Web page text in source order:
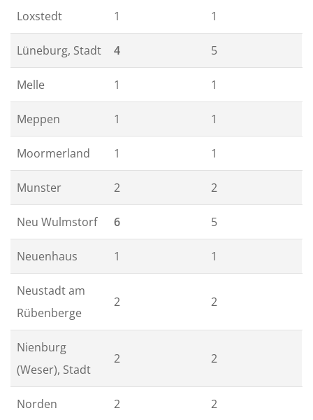
Loxstedt 1 1
Lüneburg, Stadt 4 5
Melle 1 1
Meppen 1 1
Moormerland 1 1
Munster 2 2
Neu Wulmstorf 6 5
Neuenhaus 1 1
Neustadt am
Rübenberge
2 2
Nienburg
(Weser), Stadt
2 2
Norden 2 2